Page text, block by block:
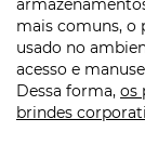
mais comuns, o
usado no
acesso e
Dessa forma, os
brindes